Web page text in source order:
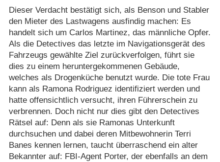
Dieser Verdacht bestätigt sich, als Benson und Stabler
den Mieter des Lastwagens ausfindig machen: Es
handelt sich um Carlos Martinez, das männliche Opfer.
Als die Detectives das letzte im Navigationsgerät des
Fahrzeugs gewählte Ziel zurückverfolgen, führt sie
dies zu einem heruntergekommenen Gebäude,
welches als Drogenküche benutzt wurde. Die tote Frau
kann als Ramona Rodriguez identifiziert werden und
hatte offensichtlich versucht, ihren Führerschein zu
verbrennen. Doch nicht nur dies gibt den Detectives
Rätsel auf: Denn als sie Ramonas Unterkunft
durchsuchen und dabei deren Mitbewohnerin Terri
Banes kennen lernen, taucht überraschend ein alter
Bekannter auf: FBI-Agent Porter, der ebenfalls an dem